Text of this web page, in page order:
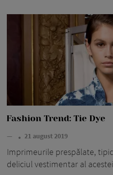
Fashion Trend: Tie Dye
— 21 august 2019
Imprimeurile prespălate,
deliciul vestimentar al